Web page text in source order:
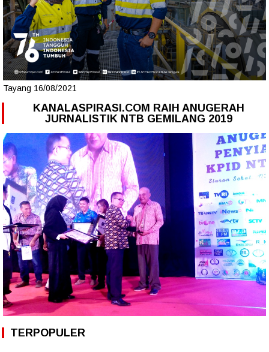
Tayang 16/08/2021
KANALASPIRASI.COM RAIH ANUGERAH
JURNALISTIK NTB GEMILANG 2019
TERPOPULER